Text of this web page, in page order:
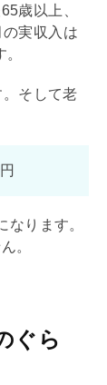
歳以上、
実収入は
そして老
なります。
。
ぐら